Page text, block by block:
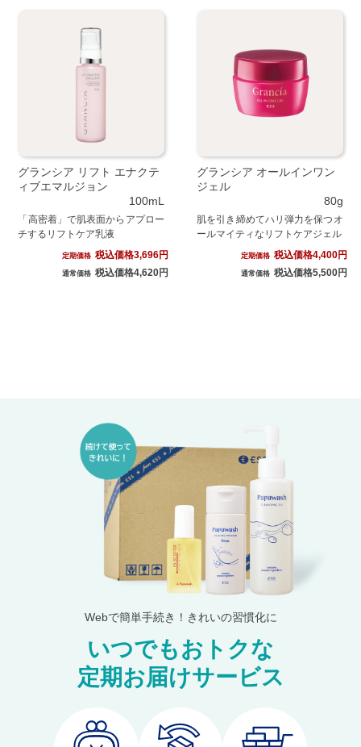
グランシア リフト エナクテ
ィブエマルジョン
100mL
「高密着」で肌表面からアプロー
チするリフトケア乳液
定期価格 税込価格3,696円
通常価格 税込価格4,620円
グランシア オールインワン
ジェル
80g
肌を引き締めてハリ弾力を保つオ
ールマイティなリフトケアジェル
定期価格 税込価格4,400円
通常価格 税込価格5,500円
Webで簡単手続き！きれいの習慣化に
いつでもおトクな
定期お届けサービス